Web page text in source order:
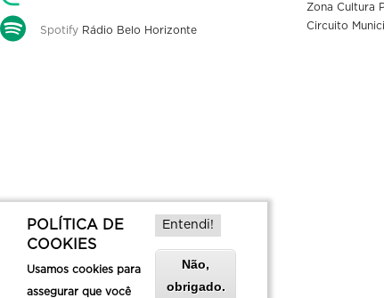
Spotify Rádio Belo Horizonte
Zona Cultura
Circuito
POLÍTICA DE
COOKIES
Usamos cookies para
assegurar que você
Entendi!
Não,
obrigado.